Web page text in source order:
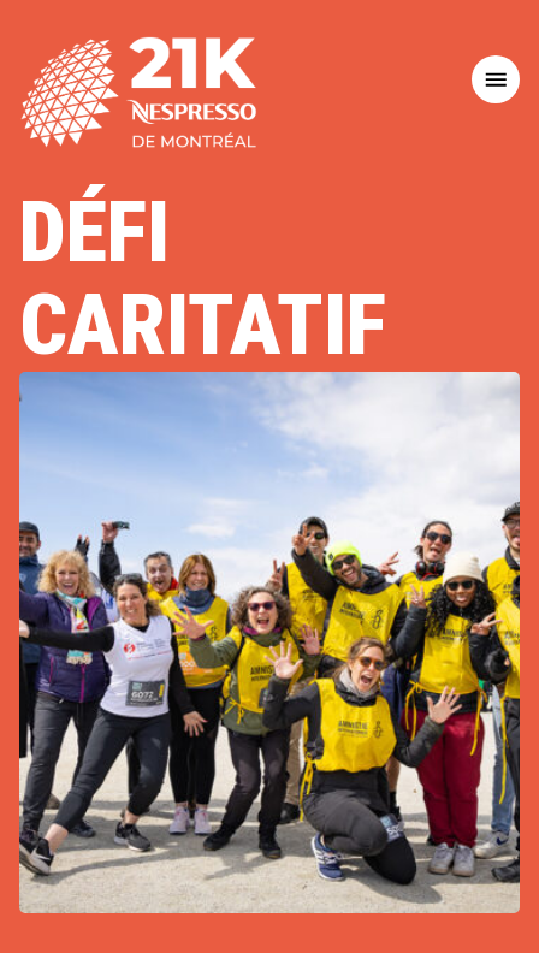
COURONS MTL
MARATHON BENEVA DE MONTRÉAL
LES ÉPREUVES
L'ÉVÈNENEMENT
CONSEILS COUREURS
ACCUEIL
RÉSULTATS
FAQ
DÉFI CARITATIF
EN
DÉFI
CARITATIF